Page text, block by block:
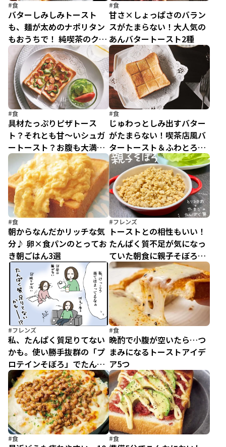
#食
バターしみしみトースト
も、麺が太めのナポリタン
もおうちで！ 純喫茶のクラ
シックメニューを作るコツ
#食
甘さ×しょっぱさのバラン
スがたまらない！大人気の
あんバタートースト2種
#食
具材たっぷりピザトース
ト？それとも甘～いシュガ
ートースト？お腹も大満足
な喫茶店風トースト2種
#食
じゅわっとしみ出すバター
がたまらない！喫茶店風バ
タートースト＆ふわとろフ
レンチトースト
#食
朝からなんだかリッチな気
分♪ 卵×食パンのとってお
き朝ごはん3選
#フレンズ
トーストとの相性もいい！
たんぱく質不足が気になっ
ていた朝食に親子そぼろを
プラス
#フレンズ
私、たんぱく質足りてない
かも。使い勝手抜群の「プ
ロテインそぼろ」でたんぱ
く質をちょい足し！
#食
晩酌で小腹が空いたら…つ
まみになるトーストアイデ
ア5つ
#食 #食